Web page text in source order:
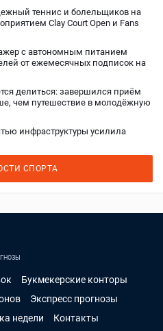
теннис и болельщиков на
Clay Court Open и Fans
с автономным питанием
от ежемесячных подписок на
делиться: завершился приём
чем путешествие в молодёжную
инфраструктуры усилила
СПОРТА
Букмекерские конторы
Экспресс прогнозы
недели Контакты